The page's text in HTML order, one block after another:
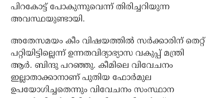
പിറകോട്ട് പോകുന്നുവെന്ന് തിരിച്ചറിയുന്ന
അവസ്ഥയുണ്ടായി.
അതേസമയം കീം വിഷയത്തിൽ സർക്കാരിന് തെറ്റ്
പറ്റിയിട്ടില്ലെന്ന് ഉന്നതവിദ്യാഭ്യാസ വകുപ്പ് മന്ത്രി
ആർ. ബിന്ദു പറഞ്ഞു. കീമിലെ വിവേചനം
ഇല്ലാതാക്കാനാണ് പുതിയ ഫോർമുല
ഉപയോഗിച്ചതെന്നും വിവേചനം സംസ്ഥാന